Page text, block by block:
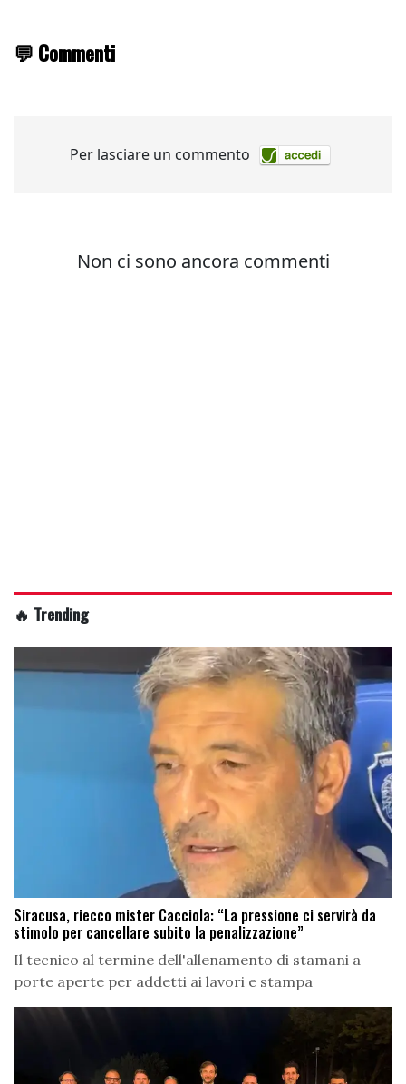
💬 Commenti
🔥 Trending
Siracusa, riecco mister Cacciola: “La pressione ci servirà da
stimolo per cancellare subito la penalizzazione”
Il tecnico al termine dell'allenamento di stamani a
porte aperte per addetti ai lavori e stampa